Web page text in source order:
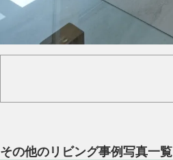
その他のリビング事例写真一覧